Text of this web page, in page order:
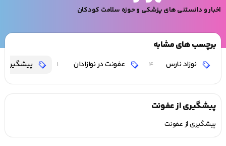
اخبار و دانستنی های پزشکی و حوزه سلامت کودکان
برچسب های مشابه
نوزاد نارس 4 عفونت در نوازادان 1 پیشگیری
پیشگیری از عفونت
پیشگیری از عفونت